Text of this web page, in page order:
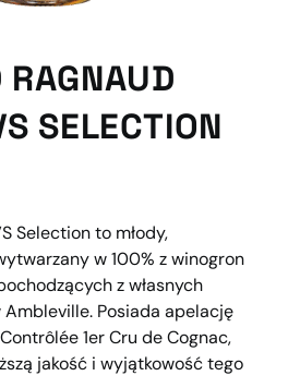
SELECTION
Selection to młody,
w 100% z winogron
z własnych
Posiada apelację
1er Cru de Cognac,
jakość i wyjątkowość tego